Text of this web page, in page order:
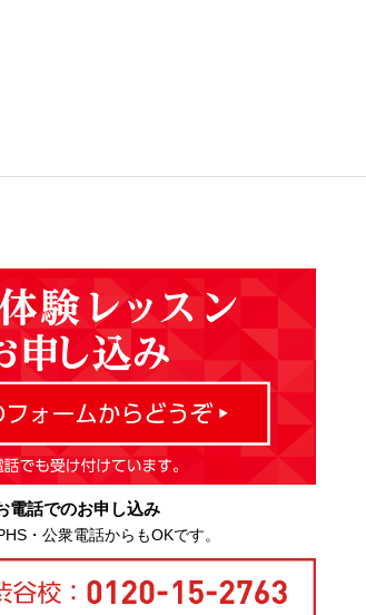
電話でのお申し込み
・公衆電話からもOKです。